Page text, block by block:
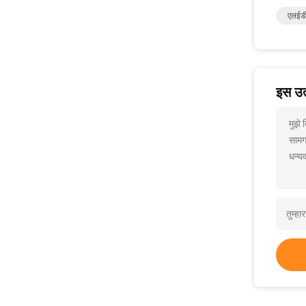
इस
मुझे